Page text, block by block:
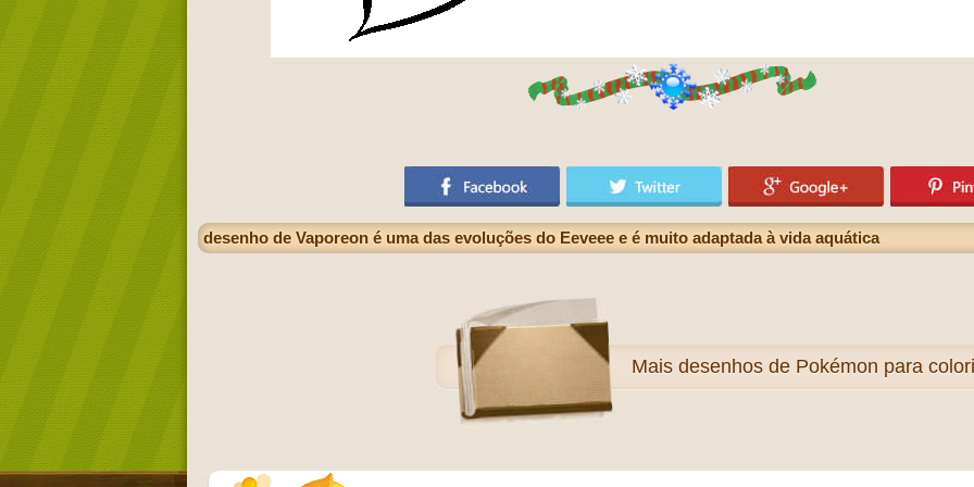
desenho de Vaporeon é uma das evoluções do Eeveee e é muito adaptada à vida aquática
Mais desenhos de Pokémon para